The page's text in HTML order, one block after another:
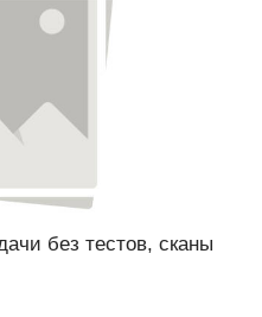
без тестов, сканы